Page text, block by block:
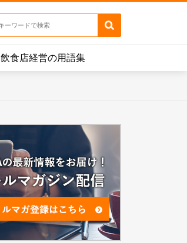
飲食店経営の用語集